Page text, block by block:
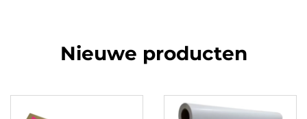
Nieuwe producten